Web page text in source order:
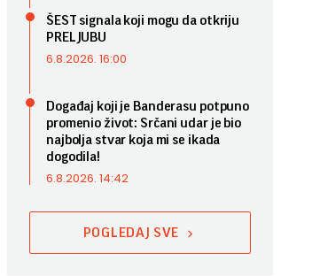
ŠEST signala koji mogu da otkriju
PRELJUBU
6.8.2026. 16:00
Događaj koji je Banderasu potpuno
promenio život: Srčani udar je bio
najbolja stvar koja mi se ikada
dogodila!
6.8.2026. 14:42
POGLEDAJ SVE